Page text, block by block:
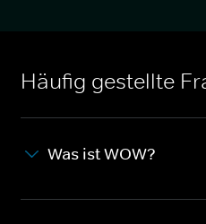
Häufig gestellte
Was ist WOW?